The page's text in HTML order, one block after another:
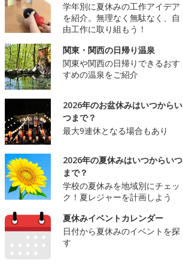
学年別に夏休みの工作アイデア
を紹介。無理なく無駄なく、自
由工作に取り組もう！
関東・関西の日帰り温泉
関東や関西の日帰りできるおす
すめの温泉をご紹介
2026年のお盆休みはいつからい
つまで？
最大9連休となる場合もあり
2026年の夏休みはいつからいつ
まで？
学校の夏休みを地域別にチェッ
ク！夏レジャーを計画しよう
夏休みイベントカレンダー
日付から夏休みのイベントを探
す